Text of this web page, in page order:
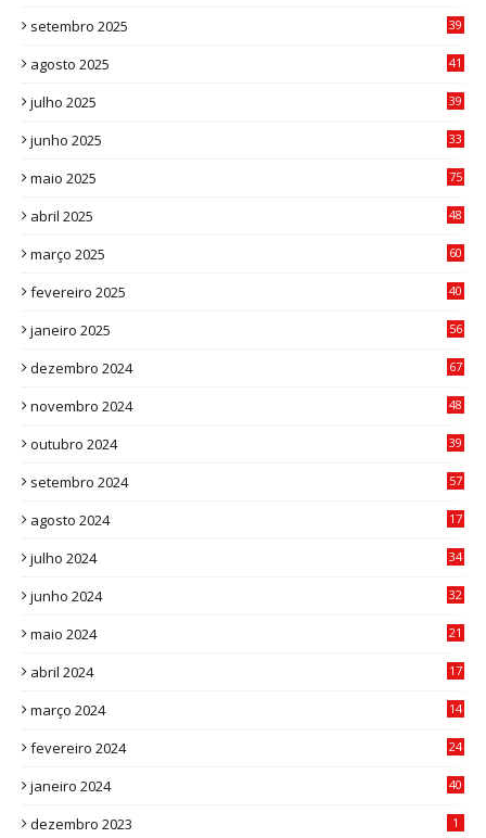
setembro 2025
39
agosto 2025
41
julho 2025
39
junho 2025
33
maio 2025 75
abril 2025
48
março 2025
60
fevereiro 2025
40
janeiro 2025
56
dezembro 2024
67
novembro 2024
48
outubro 2024
39
setembro 2024
57
agosto 2024
17
julho 2024
34
junho 2024
32
maio 2024
21
abril 2024
17
março 2024
14
fevereiro 2024
24
janeiro 2024
40
dezembro 2023 1